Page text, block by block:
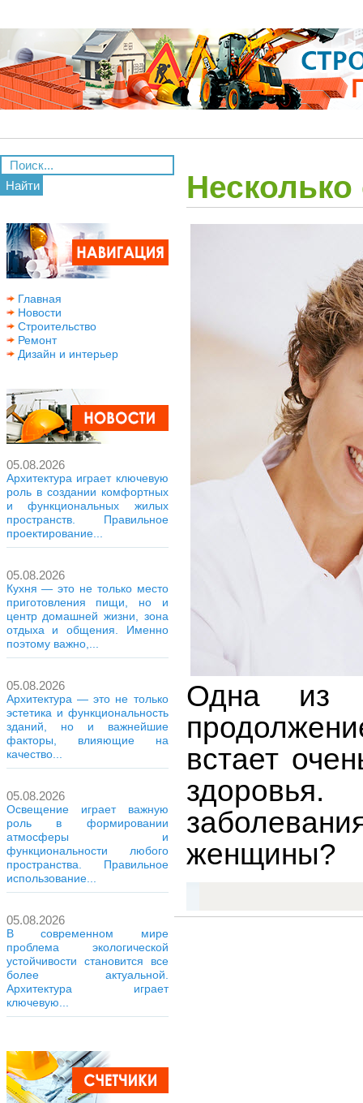
Найти
Главная
Новости
Строительство
Ремонт
Дизайн и интерьер
05.08.2026
Архитектура играет ключевую
роль в создании комфортных
и функциональных жилых
пространств. Правильное
проектирование...
05.08.2026
Кухня — это не только место
приготовления пищи, но и
центр домашней жизни, зона
отдыха и общения. Именно
поэтому важно,...
05.08.2026
Архитектура — это не только
эстетика и функциональность
зданий, но и важнейшие
факторы, влияющие на
качество...
05.08.2026
Освещение играет важную
роль в формировании
атмосферы и
функциональности любого
пространства. Правильное
использование...
05.08.2026
В современном мире
проблема экологической
устойчивости становится все
более актуальной.
Архитектура играет
ключевую...
Одна из
встает
женщины?